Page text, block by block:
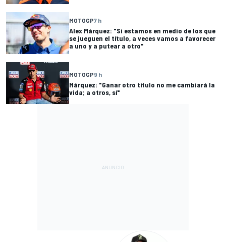
MOTOGP7 h
Alex Márquez: "Si estamos en medio de los que
se jueguen el título, a veces vamos a favorecer
a uno y a putear a otro"
MOTOGP9 h
Márquez: "Ganar otro título no me cambiará la
vida; a otros, sí"